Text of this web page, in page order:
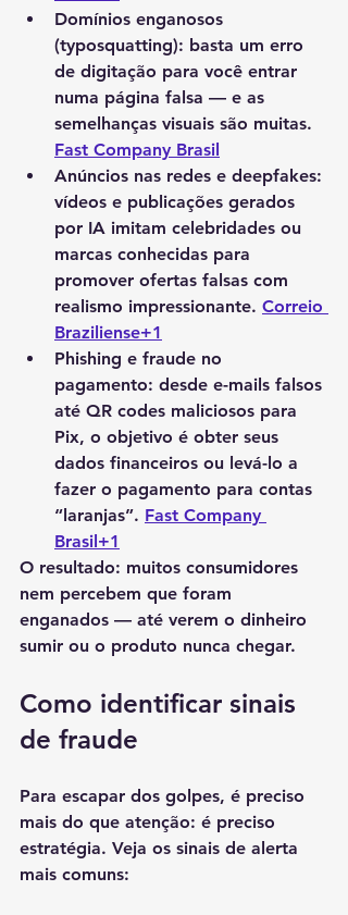
Domínios enganosos
(typosquatting): basta um erro
de digitação para você entrar
numa página falsa — e as
semelhanças visuais são muitas.
Fast Company Brasil
Anúncios nas redes e deepfakes:
vídeos e publicações gerados
por IA imitam celebridades ou
marcas conhecidas para
promover ofertas falsas com
realismo impressionante. Correio
Braziliense+1
Phishing e fraude no
pagamento: desde e-mails falsos
até QR codes maliciosos para
Pix, o objetivo é obter seus
dados financeiros ou levá-lo a
fazer o pagamento para contas
“laranjas”. Fast Company
Brasil+1
O resultado: muitos consumidores
nem percebem que foram
enganados — até verem o dinheiro
sumir ou o produto nunca chegar.
Como identificar sinais
de fraude
Para escapar dos golpes, é preciso
mais do que atenção: é preciso
estratégia. Veja os sinais de alerta
mais comuns: